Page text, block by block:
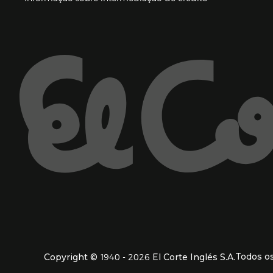
Copyright © 1940 - 2026 El Corte Inglés S.A.Todos